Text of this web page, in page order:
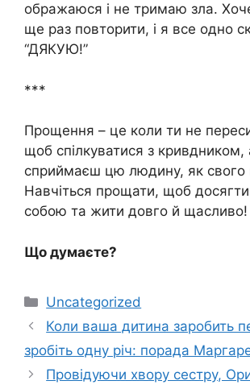
ображаюся і не тримаю зла.
ще раз повторити, і я все одно
“ДЯКУЮ!”
***
Прощення – це коли ти не
щоб спілкуватися з
сприймаєш цю людину, як свого
Навчіться прощати, щоб досягти
собою та жити довго й щасливо!
Що думаєте?
Категорії
Uncategorized
Коли ваша дитина заробить
зробіть одну річ: порада
Провідуючи хвopу сестру,